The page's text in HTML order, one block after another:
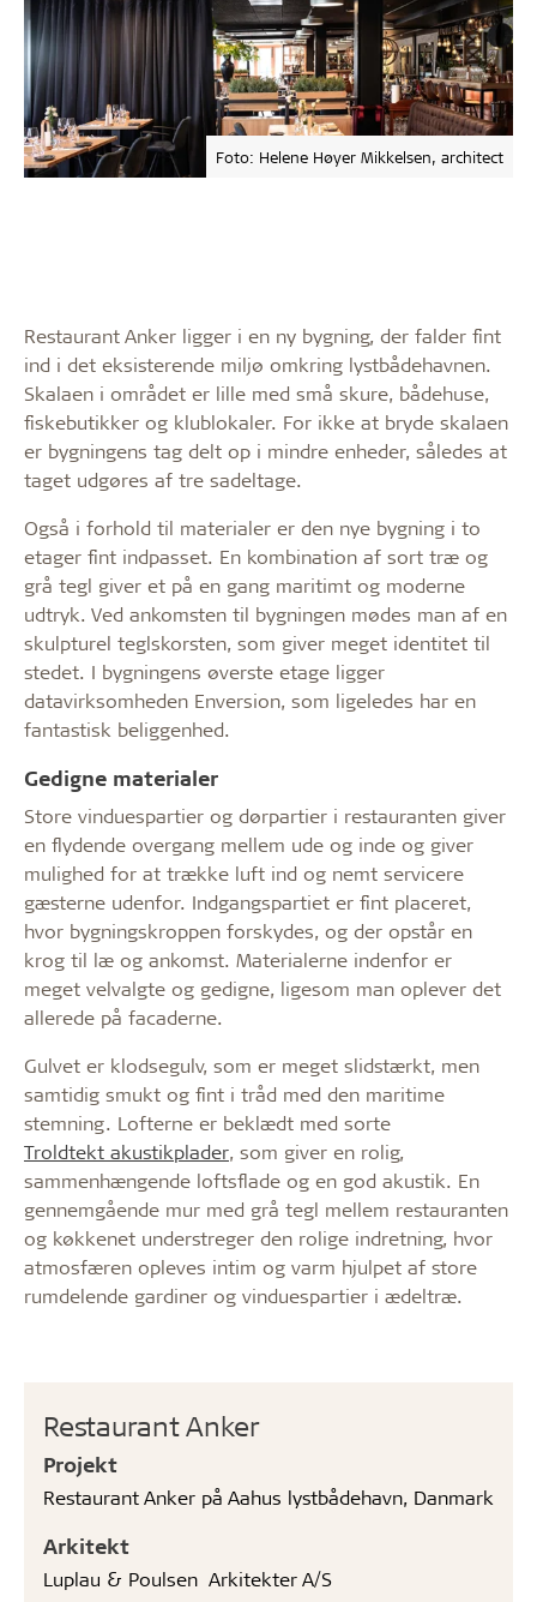
Foto: Helene Høyer Mikkelsen, architect
Restaurant Anker
Projekt
Restaurant Anker på Aahus lystbådehavn, Danmark
Arkitekt
Luplau & Poulsen Arkitekter A/S
Restaurant Anker ligger i en ny bygning, der falder fint
ind i det eksisterende miljø omkring lystbådehavnen.
Skalaen i området er lille med små skure, bådehuse,
fiskebutikker og klublokaler. For ikke at bryde skalaen
er bygningens tag delt op i mindre enheder, således at
taget udgøres af tre sadeltage.
Også i forhold til materialer er den nye bygning i to
etager fint indpasset. En kombination af sort træ og
grå tegl giver et på en gang maritimt og moderne
udtryk. Ved ankomsten til bygningen mødes man af en
skulpturel teglskorsten, som giver meget identitet til
stedet. I bygningens øverste etage ligger
datavirksomheden Enversion, som ligeledes har en
fantastisk beliggenhed.
Gedigne materialer
Store vinduespartier og dørpartier i restauranten giver
en flydende overgang mellem ude og inde og giver
mulighed for at trække luft ind og nemt servicere
gæsterne udenfor. Indgangspartiet er fint placeret,
hvor bygningskroppen forskydes, og der opstår en
krog til læ og ankomst. Materialerne indenfor er
meget velvalgte og gedigne, ligesom man oplever det
allerede på facaderne.
Gulvet er klodsegulv, som er meget slidstærkt, men
samtidig smukt og fint i tråd med den maritime
stemning. Lofterne er beklædt med sorte
Troldtekt akustikplader, som giver en rolig,
sammenhængende loftsflade og en god akustik. En
gennemgående mur med grå tegl mellem restauranten
og køkkenet understreger den rolige indretning, hvor
atmosfæren opleves intim og varm hjulpet af store
rumdelende gardiner og vinduespartier i ædeltræ.